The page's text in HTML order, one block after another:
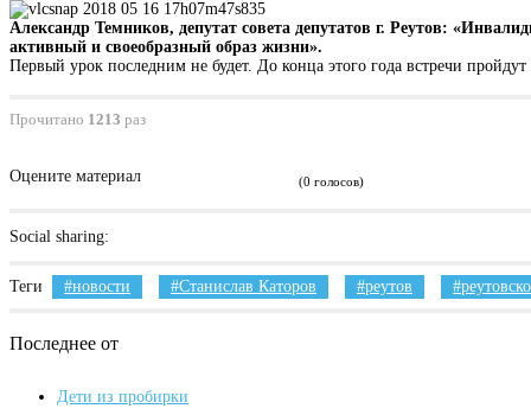
Александр Темников, депутат совета депутатов г. Реутов:
активный и своеобразный образ жизни».
Первый урок последним не будет. До конца этого года встречи
Прочитано 1213 раз
Оцените материал (0 голосов)
Social sharing:
Теги новости Станислав Каторов реутов
Последнее от
Дети из пробирки